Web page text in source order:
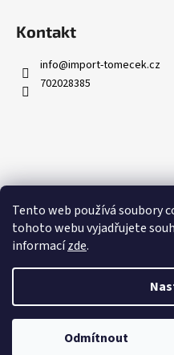
Tento web používá soubory
tohoto webu vyjadřujete
informacízde.
Odmítnout
Kontakt
info@import-tomecek.cz
702028385
Informace pro vás
Obchodní podmínky
Kontakty
Copyright 2026Střešní okna